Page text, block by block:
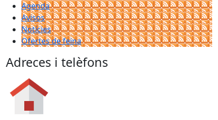
Agenda
Avisos
Notícies
Ofertes de feina
Adreces i telèfons